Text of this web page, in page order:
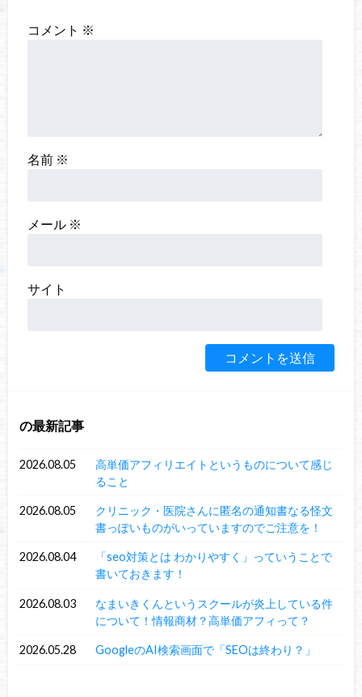
コメント ※
名前 ※
メール ※
サイト
の最新記事
2026.08.05
高単価アフィリエイトというものについて感じ
ること
2026.08.05
クリニック・医院さんに匿名の通知書なる怪文
書っぽいものがいっていますのでご注意を！
2026.08.04
「seo対策とは わかりやすく」っていうことで
書いておきます！
2026.08.03
なまいきくんというスクールが炎上している件
について！情報商材？高単価アフィって？
2026.05.28 GoogleのAI検索画面で「SEOは終わり？」